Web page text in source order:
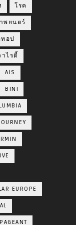
โรค
พยนตร์
ทอป
ไรตี้
AIS
BINI
EUROPE